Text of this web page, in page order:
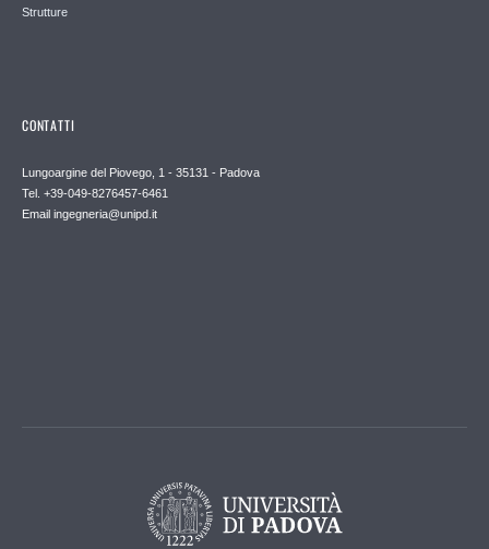
Strutture
CONTATTI
Lungoargine del Piovego, 1 - 35131 - Padova
Tel. +39-049-8276457-6461
Email ingegneria@unipd.it